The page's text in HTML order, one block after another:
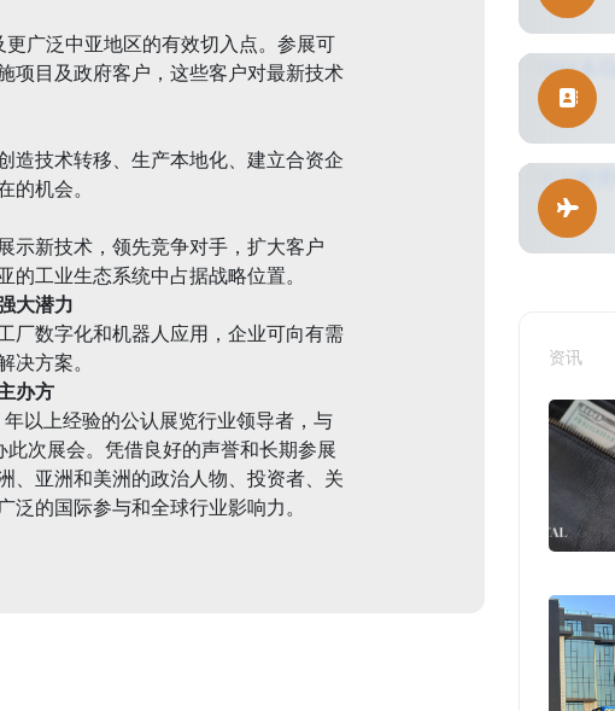
知广泛中亚地区的有效切入点。参展可
项目及政府客户，这些客户对最新技术
造技术转移、生产本地化、建立合资企
的机会。
示新技术，领先竞争对手，扩大客户
的工业生态系统中占据战略位置。
大潜力
厂数字化和机器人应用，企业可向有需
决方案。
办方
以上经验的公认展览行业领导者，与
次展会。凭借良好的声誉和长期参展
、亚洲和美洲的政治人物、投资者、关
泛的国际参与和全球行业影响力。
资讯